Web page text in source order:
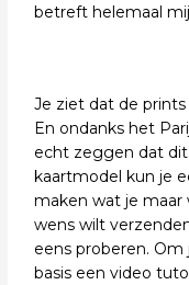
betreft helemaal
Je ziet dat de
En ondanks het
echt zeggen dat
kaartmodel kun je
maken wat je maar
wens wilt
eens proberen.
basis een video